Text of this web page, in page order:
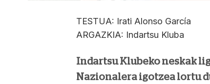
TESTUA: Irati Alonso García
ARGAZKIA: Indartsu Kluba
Indartsu Klubeko neskak
Nazionalera igotzea lortu